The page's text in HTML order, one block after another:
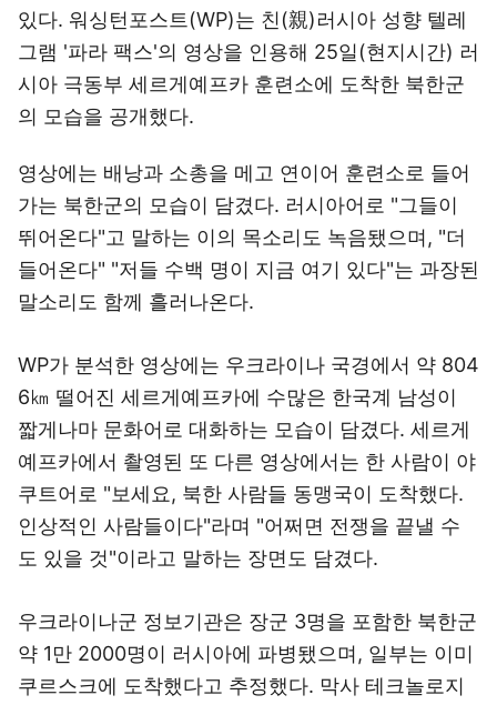
있다. 워싱턴포스트(WP)는 친(親)러시아 성향 텔레
그램 '파라 팩스'의 영상을 인용해 25일(현지시간) 러
시아 극동부 세르게예프카 훈련소에 도착한 북한군
의 모습을 공개했다.
영상에는 배낭과 소총을 메고 연이어 훈련소로 들어
가는 북한군의 모습이 담겼다. 러시아어로 "그들이
뛰어온다"고 말하는 이의 목소리도 녹음됐으며, "더
들어온다" "저들 수백 명이 지금 여기 있다"는 과장된
말소리도 함께 흘러나온다.
WP가 분석한 영상에는 우크라이나 국경에서 약 804
6㎞ 떨어진 세르게예프카에 수많은 한국계 남성이
짧게나마 문화어로 대화하는 모습이 담겼다. 세르게
예프카에서 촬영된 또 다른 영상에서는 한 사람이 야
쿠트어로 "보세요, 북한 사람들 동맹국이 도착했다.
인상적인 사람들이다"라며 "어쩌면 전쟁을 끝낼 수
도 있을 것"이라고 말하는 장면도 담겼다.
우크라이나군 정보기관은 장군 3명을 포함한 북한군
약 1만 2000명이 러시아에 파병됐으며, 일부는 이미
쿠르스크에 도착했다고 추정했다. 막사 테크놀로지